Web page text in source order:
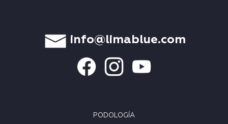
info@limablue.com
PODOLOGÍA